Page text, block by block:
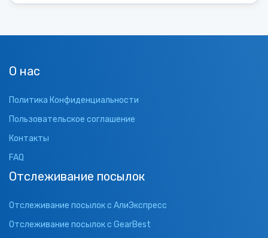
О нас
Политика Конфиденциальности
Пользовательское соглашение
Контакты
FAQ
Отслеживание посылок
Отслеживание посылок с АлиЭкспресс
Отслеживание посылок с GearBest